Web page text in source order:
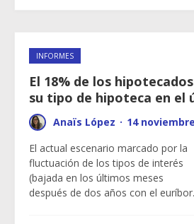
INFORMES
El 18% de los
su tipo de hipoteca en el
Anaïs López · 14
El actual escenario marcado por la
fluctuación de los tipos de interés
(bajada en los últimos meses
después de dos años con el